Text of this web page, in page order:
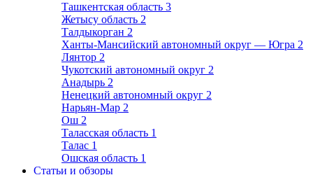
Ташкентская область 3
Жетысу область 2
Талдыкорган 2
Ханты-Мансийский автономный округ — Югра 2
Лянтор 2
Чукотский автономный округ 2
Анадырь 2
Ненецкий автономный округ 2
Нарьян-Мар 2
Ош 2
Таласская область 1
Талас 1
Ошская область 1
Статьи и обзоры